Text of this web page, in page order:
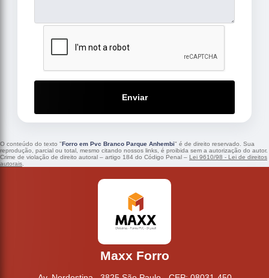
Enviar
O conteúdo do texto "Forro em Pvc Branco Parque Anhembi" é de direito reservado. Sua
reprodução, parcial ou total, mesmo citando nossos links, é proibida sem a autorização do autor.
Crime de violação de direito autoral – artigo 184 do Código Penal – Lei 9610/98 - Lei de direitos
autorais.
Maxx Forro